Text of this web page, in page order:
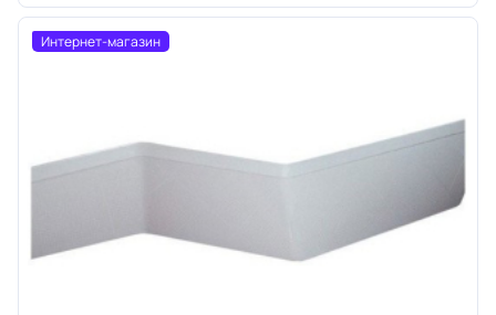
Интернет-магазин